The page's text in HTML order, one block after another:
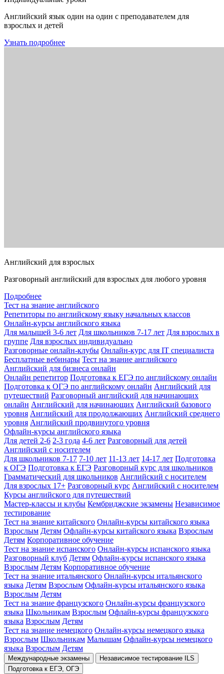
Английский язык один на один с преподавателем для
взрослых и детей
Узнать подробнее
Английский для взрослых
Разговорный английский для взрослых для любого уровня
Подробнее
Тест на знание английского
Репетиторы по английскому языку начальных классов
Онлайн-курсы английского языка
Для малышей 3-6 лет Для школьников 7-17 лет Для взрослых в
группе Для взрослых индивидуально
Разговорные онлайн-клубы Онлайн-курс для IT специалиста
Бесплатные вебинары Тест на знание английского
Английский для бизнеса онлайн
Онлайн репетитор Подготовка к ЕГЭ по английскому онлайн
Подготовка к ОГЭ по английскому онлайн Английский для
путешествий Разговорный английский для начинающих
онлайн Английский для начинающих Английский базового
уровня Английский для продолжающих Английский среднего
уровня Английский продвинутого уровня
Офлайн-курсы английского языка
Для детей 2-6 2-3 года 4-6 лет Разговорный для детей
Английский с носителем
Для школьников 7-17 7-10 лет 11-13 лет 14-17 лет Подготовка
к ОГЭ Подготовка к ЕГЭ Разговорный курс для школьников
Грамматический для школьников Английский с носителем
Для взрослых 17+ Разговорный курс Английский с носителем
Курсы английского для путешествий
Мастер-классы и клубы Кембриджские экзамены Независимое
тестирование
Тест на знание китайского Онлайн-курсы китайского языка
Взрослым Детям Офлайн-курсы китайского языка Взрослым
Детям Корпоративное обучение
Тест на знание испанского Онлайн-курсы испанского языка
Разговорный клуб Детям Офлайн-курсы испанского языка
Взрослым Детям Корпоративное обучение
Тест на знание итальянского Онлайн-курсы итальянского
языка Детям Взрослым Офлайн-курсы итальянского языка
Взрослым Детям
Тест на знание французского Онлайн-курсы французского
языка Школьникам Взрослым Офлайн-курсы французского
языка Взрослым Детям
Тест на знание немецкого Онлайн-курсы немецкого языка
Взрослым Школьникам Малышам Офлайн-курсы немецкого
языка Взрослым Детям
Международные экзамены
Независимое тестирование ILS
Подготовка к ЕГЭ, ОГЭ